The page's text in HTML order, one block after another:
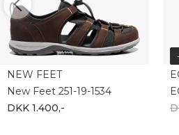
NEW FEET
New Feet 251-19-1534
DKK 1.400,-